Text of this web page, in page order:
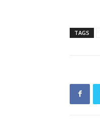
TAGS